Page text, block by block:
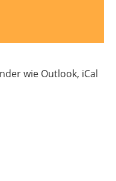
wie Outlook, iCal